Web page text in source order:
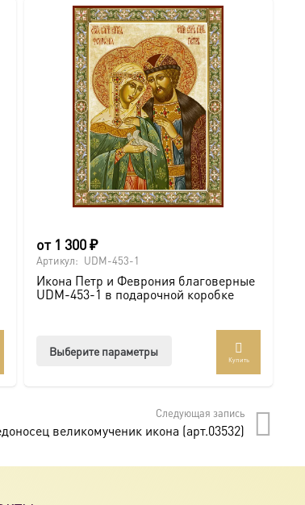
от 1 300₽
Артикул: UDM-453-1
Икона Петр и Феврония благоверные
UDM-453-1 в подарочной коробке
Выберите параметры
вариаций.
Опции
Купить
Следующая запись
великомученик икона (арт.03532)